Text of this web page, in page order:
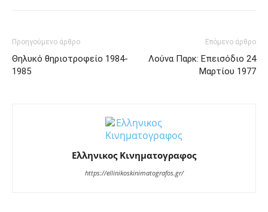
Προηγούμενο άρθρο
Θηλυκό θηριοτροφείο 1984-
1985
Επόμενο άρθρο
Λούνα Παρκ: Επεισόδιο 24
Μαρτίου 1977
Ελληνικος Κινηματογραφος
https://ellinikoskinimatografos.gr/